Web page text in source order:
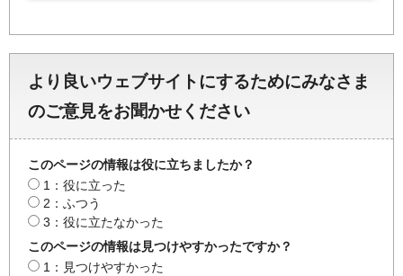
より良いウェブサイトにするためにみなさま
のご意見をお聞かせください
このページの情報は役に立ちましたか？
1：役に立った
2：ふつう
3：役に立たなかった
このページの情報は見つけやすかったですか？
1：見つけやすかった